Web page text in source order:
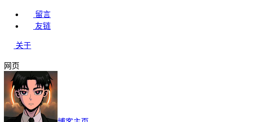
留言
友链
关于
网页